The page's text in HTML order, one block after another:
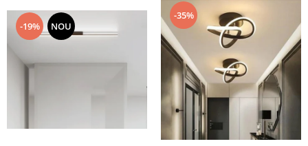
-19% NOU
-35%